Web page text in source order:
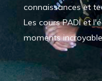
connaissances et
Les cours PADI et
moments